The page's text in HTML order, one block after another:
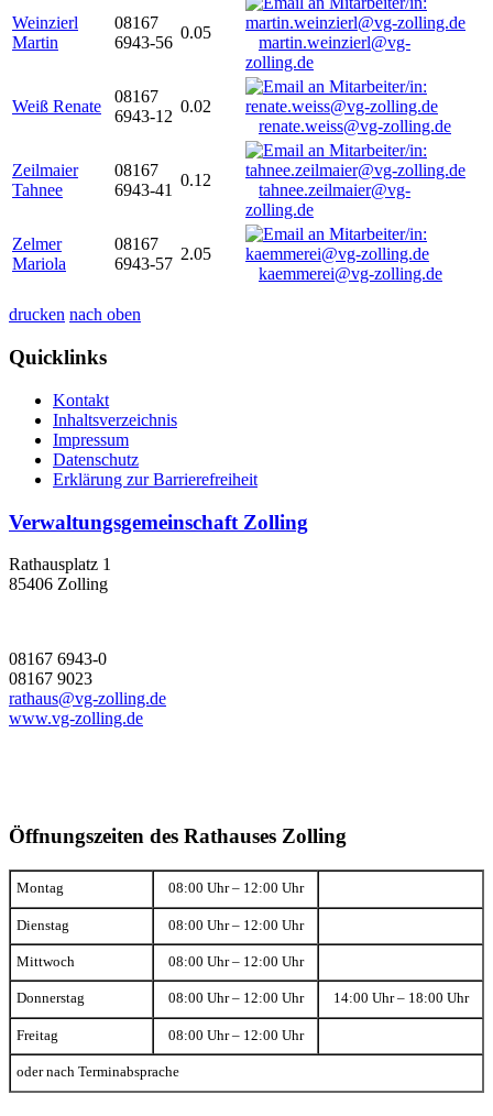
Weinzierl
Martin
08167
6943-56
0.05
martin.weinzierl@vg-
zolling.de
Weiß Renate
08167
6943-12
0.02
renate.weiss@vg-zolling.de
Zeilmaier
Tahnee
08167
6943-41
0.12
tahnee.zeilmaier@vg-
zolling.de
Zelmer
Mariola
08167
6943-57
2.05
kaemmerei@vg-zolling.de
drucken nach oben
Quicklinks
Kontakt
Inhaltsverzeichnis
Impressum
Datenschutz
Erklärung zur Barrierefreiheit
Verwaltungsgemeinschaft Zolling
Rathausplatz 1
85406 Zolling
08167 6943-0
08167 9023
rathaus@vg-zolling.de
www.vg-zolling.de
Öffnungszeiten des Rathauses Zolling
Montag 08:00 Uhr – 12:00 Uhr
Dienstag 08:00 Uhr – 12:00 Uhr
Mittwoch 08:00 Uhr – 12:00 Uhr
Donnerstag 08:00 Uhr – 12:00 Uhr 14:00 Uhr – 18:00 Uhr
Freitag 08:00 Uhr – 12:00 Uhr
oder nach Terminabsprache